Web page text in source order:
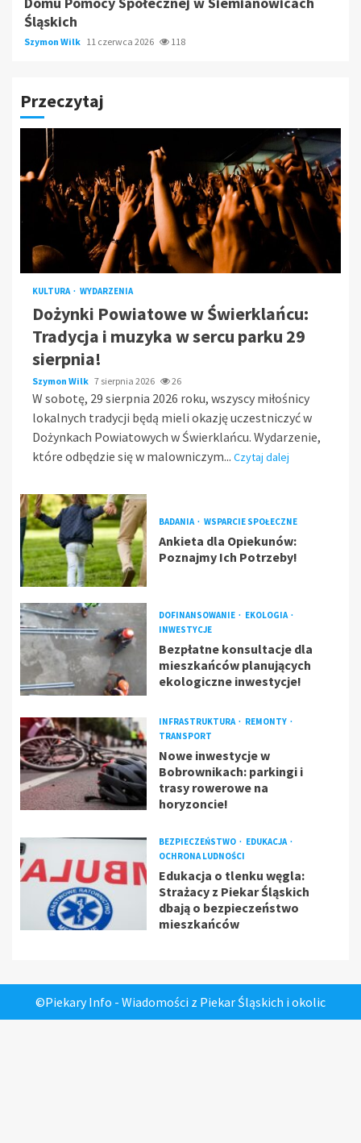
Śląskich
Szymon Wilk 11 czerwca 2026 118
Przeczytaj
KULTURA WYDARZENIA
Dożynki Powiatowe w Świerklańcu:
Tradycja i muzyka w sercu parku 29
sierpnia!
Szymon Wilk 7 sierpnia 2026 26
W sobotę, 29 sierpnia 2026 roku, wszyscy miłośnicy
lokalnych tradycji będą mieli okazję uczestniczyć w
Dożynkach Powiatowych w Świerklańcu. Wydarzenie,
które odbędzie się w malowniczym... Czytaj dalej
BADANIA WSPARCIE SPOŁECZNE
Ankieta dla Opiekunów:
Poznajmy Ich Potrzeby!
DOFINANSOWANIE
EKOLOGIA
INWESTYCJE
Bezpłatne konsultacje dla
mieszkańców planujących
ekologiczne inwestycje!
INFRASTRUKTURA
REMONTY
TRANSPORT
Nowe inwestycje w
Bobrownikach: parkingi i
trasy rowerowe na
horyzoncie!
BEZPIECZEŃSTWO
EDUKACJA
OCHRONA LUDNOŚCI
Edukacja o tlenku węgla:
Strażacy z Piekar Śląskich
dbają o bezpieczeństwo
mieszkańców
©Piekary Info - Wiadomości z Piekar Śląskich i okolic